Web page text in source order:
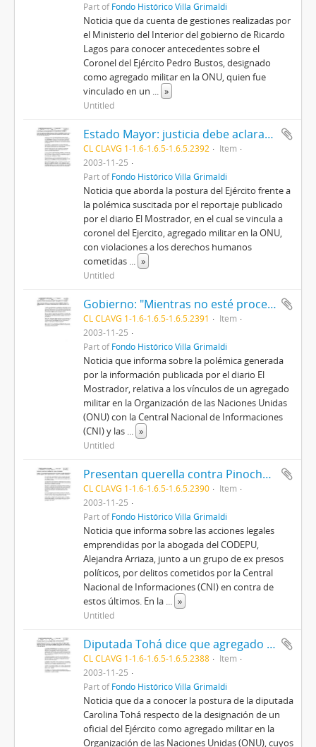
Part ofFondo Histórico Villa Grimaldi
Noticia que da cuenta de gestiones realizadas por
el Ministerio del Interior del gobierno de Ricardo
Lagos para conocer antecedentes sobre el
Coronel del Ejército Pedro Bustos, designado
como agregado militar en la ONU, quien fue
vinculado en un ... »
Untitled
Estado Mayor: justicia debe aclarar si Coronel Bustos violó DDHH
CL CLAVG 1-1.6-1.6.5-1.6.5.2392
Item
2003-11-25
Part ofFondo Histórico Villa Grimaldi
Noticia que aborda la postura del Ejército frente a
la polémica suscitada por el reportaje publicado
por el diario El Mostrador, en el cual se vincula a
coronel del Ejercito, agregado militar en la ONU,
con violaciones a los derechos humanos
cometidas ... »
Untitled
Gobierno: "Mientras no esté procesado o inculpado no es culpable"
CL CLAVG 1-1.6-1.6.5-1.6.5.2391
Item
2003-11-25
Part ofFondo Histórico Villa Grimaldi
Noticia que informa sobre la polémica generada
por la información publicada por el diario El
Mostrador, relativa a los vínculos de un agregado
militar en la Organización de las Naciones Unidas
(ONU) con la Central Nacional de Informaciones
(CNI) y las ... »
Untitled
Presentan querella contra Pinochet, Jarpa y Fernández
CL CLAVG 1-1.6-1.6.5-1.6.5.2390
Item
2003-11-25
Part ofFondo Histórico Villa Grimaldi
Noticia que informa sobre las acciones legales
emprendidas por la abogada del CODEPU,
Alejandra Arriaza, junto a un grupo de ex presos
políticos, por delitos cometidos por la Central
Nacional de Informaciones (CNI) en contra de
estos últimos. En la ... »
Untitled
Diputada Tohá dice que agregado militar debiera renunciar
CL CLAVG 1-1.6-1.6.5-1.6.5.2388
Item
2003-11-25
Part ofFondo Histórico Villa Grimaldi
Noticia que da a conocer la postura de la diputada
Carolina Tohá respecto de la designación de un
oficial del Ejército como agregado militar en la
Organización de las Naciones Unidas (ONU), cuyos